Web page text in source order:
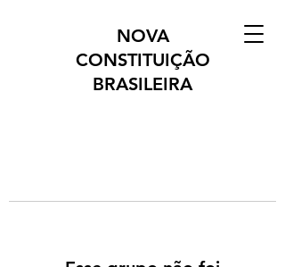
NOVA
CONSTITUIÇÃO
BRASILEIRA